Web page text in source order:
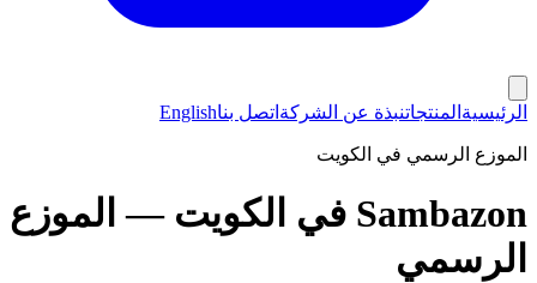
الرئيسية المنتجاتنبذة عن الشركة اتصل بناEnglish
الموزع الرسمي في الكويت
Sambazon في الكويت — الموزع
الرسمي